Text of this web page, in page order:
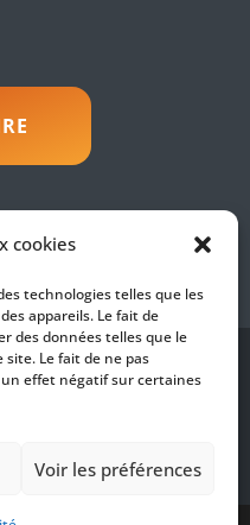
cookies
technologies telles que les
appareils. Le fait de
des données telles que le
Le fait de ne pas
effet négatif sur certaines
Voir les préférences